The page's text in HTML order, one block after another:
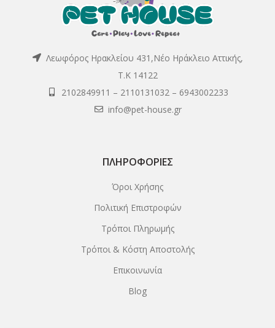
Λεωφόρος Ηρακλείου 431,Νέο Ηράκλειο Αττικής,
Τ.Κ 14122
2102849911 – 2110131032 – 6943002233
info@pet-house.gr
ΠΛΗΡΟΦΟΡΊΕΣ
Όροι Χρήσης
Πολιτική Επιστροφών
Τρόποι Πληρωμής
Τρόποι & Κόστη Αποστολής
Επικοινωνία
Blog